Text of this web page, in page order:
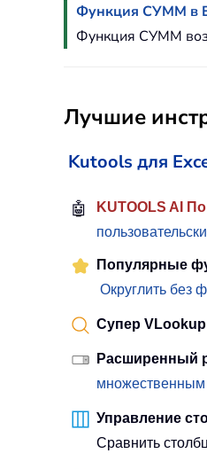
Функция СУММ в
Функция СУММ
Лучшие
Kutools для
🤖 KUTOOLS AI
Популярные
Округлить без
Супер VLookup
Расширенный
Управление
Сравнить